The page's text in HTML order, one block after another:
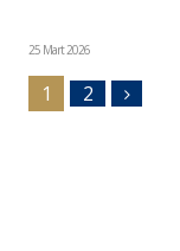
25 Mart 2026
1 2